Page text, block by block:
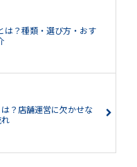
は？種類・選び方・おす
？店舗運営に欠かせな